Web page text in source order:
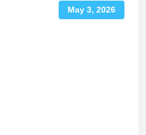
May 3, 2026